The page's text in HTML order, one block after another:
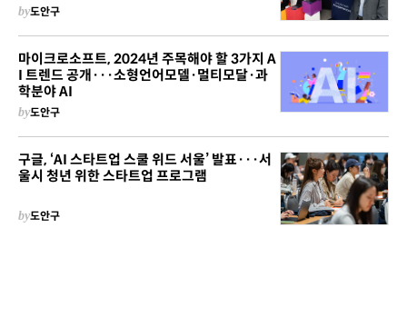
by도안구
마이크로소프트, 2024년 주목해야 할 3가지 A
I 트렌드 공개···소형언어모델·멀티모달·과
학분야 AI
by도안구
구글, ‘AI 스타트업 스쿨 위드 서울’ 발표···서
울시 청년 위한 스타트업 프로그램
by도안구